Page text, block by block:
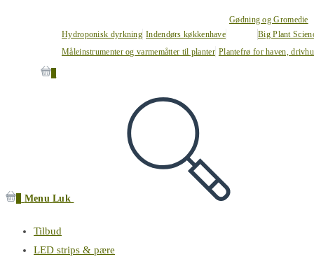
Hydroponisk dyrkning Indendørs køkkenhave
Gødning og Gromedie
Big Plant
Måleinstrumenter og varmemåtter til planter Plantefrø for haven,
Menu Luk
Tilbud
LED strips & pære